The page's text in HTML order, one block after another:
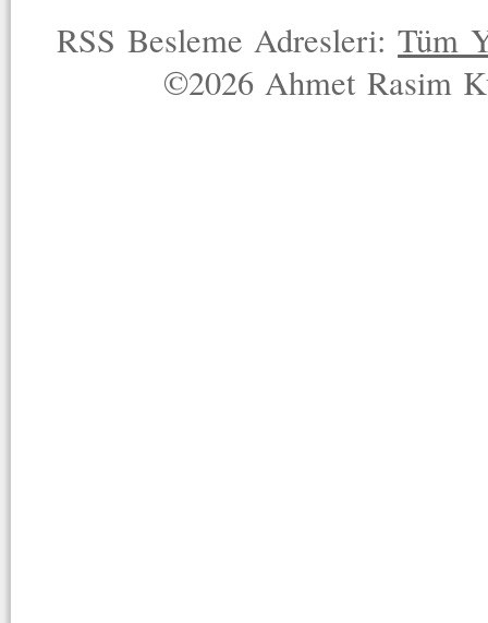
RSS Besleme Adresleri:Tüm
©2026 Ahmet Rasim